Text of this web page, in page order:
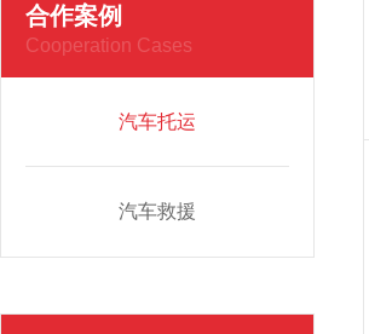
合作案例
Cooperation Cases
汽车托运
汽车救援